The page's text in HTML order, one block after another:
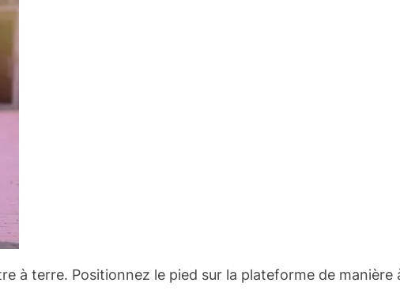
à terre. Positionnez le pied sur la plateforme de manière